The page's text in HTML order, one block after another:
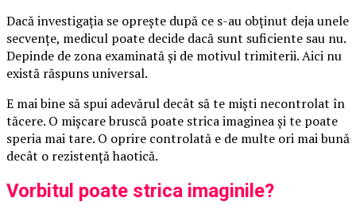
Dacă investigația se oprește după ce s-au obținut deja unele
secvențe, medicul poate decide dacă sunt suficiente sau nu.
Depinde de zona examinată și de motivul trimiterii. Aici nu
există răspuns universal.
E mai bine să spui adevărul decât să te miști necontrolat în
tăcere. O mișcare bruscă poate strica imaginea și te poate
speria mai tare. O oprire controlată e de multe ori mai bună
decât o rezistență haotică.
Vorbitul poate strica imaginile?